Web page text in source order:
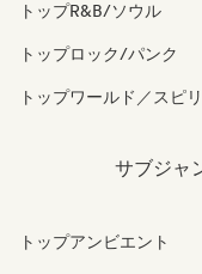
トップR&B/ソウル
トップロック/パンク
トップワールド／スピ
サブジャ
トップアンビエント